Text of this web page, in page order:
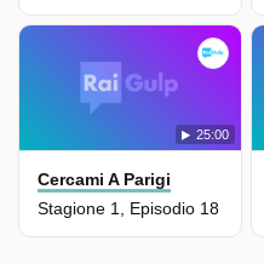
25:00
Cercami A Parigi
Stagione 1, Episodio 18